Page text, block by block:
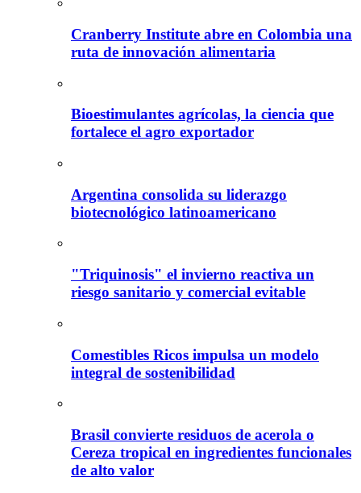
Cranberry Institute abre en Colombia una
ruta de innovación alimentaria
Bioestimulantes agrícolas, la ciencia que
fortalece el agro exportador
Argentina consolida su liderazgo
biotecnológico latinoamericano
"Triquinosis" el invierno reactiva un
riesgo sanitario y comercial evitable
Comestibles Ricos impulsa un modelo
integral de sostenibilidad
Brasil convierte residuos de acerola o
Cereza tropical en ingredientes funcionales
de alto valor